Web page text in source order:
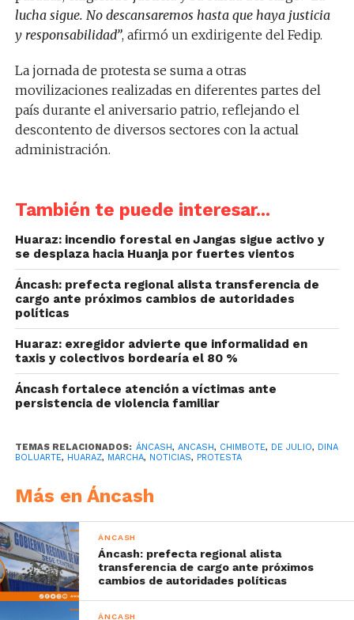
lucha sigue. No descansaremos hasta que haya justicia
y responsabilidad”, afirmó un exdirigente del Fedip.
La jornada de protesta se suma a otras
movilizaciones realizadas en diferentes partes del
país durante el aniversario patrio, reflejando el
descontento de diversos sectores con la actual
administración.
También te puede interesar...
Huaraz: incendio forestal en Jangas sigue activo y
se desplaza hacia Huanja por fuertes vientos
Áncash: prefecta regional alista transferencia de
cargo ante próximos cambios de autoridades
políticas
Huaraz: exregidor advierte que informalidad en
taxis y colectivos bordearía el 80 %
Áncash fortalece atención a víctimas ante
persistencia de violencia familiar
TEMAS RELACIONADOS: ÁNCASH, ANCASH, CHIMBOTE, DE JULIO, DINA
BOLUARTE, HUARAZ, MARCHA, NOTICIAS, PROTESTA
Más en Áncash
ÁNCASH
Áncash: prefecta regional alista
transferencia de cargo ante próximos
cambios de autoridades políticas
ÁNCASH